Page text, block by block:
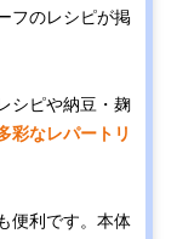
フのレシピが掲
シピや納豆・麹
彩なレパートリ
便利です。本体